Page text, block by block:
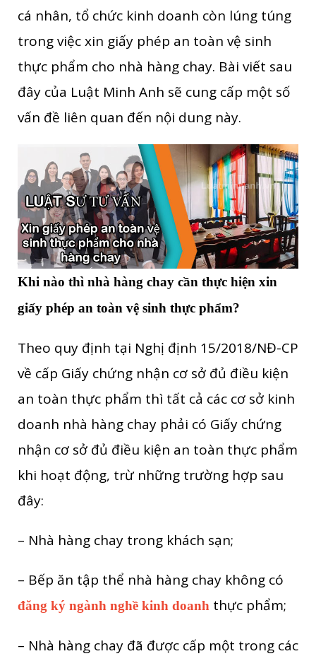
cá nhân, tổ chức kinh doanh còn lúng túng
trong việc xin giấy phép an toàn vệ sinh
thực phẩm cho nhà hàng chay. Bài viết sau
đây của Luật Minh Anh sẽ cung cấp một số
vấn đề liên quan đến nội dung này.
Khi nào thì nhà hàng chay cần thực hiện xin
giấy phép an toàn vệ sinh thực phẩm?
Theo quy định tại Nghị định 15/2018/NĐ-CP
về cấp Giấy chứng nhận cơ sở đủ điều kiện
an toàn thực phẩm thì tất cả các cơ sở kinh
doanh nhà hàng chay phải có Giấy chứng
nhận cơ sở đủ điều kiện an toàn thực phẩm
khi hoạt động, trừ những trường hợp sau
đây:
– Nhà hàng chay trong khách sạn;
– Bếp ăn tập thể nhà hàng chay không có
đăng ký ngành nghề kinh doanh thực phẩm;
– Nhà hàng chay đã được cấp một trong các